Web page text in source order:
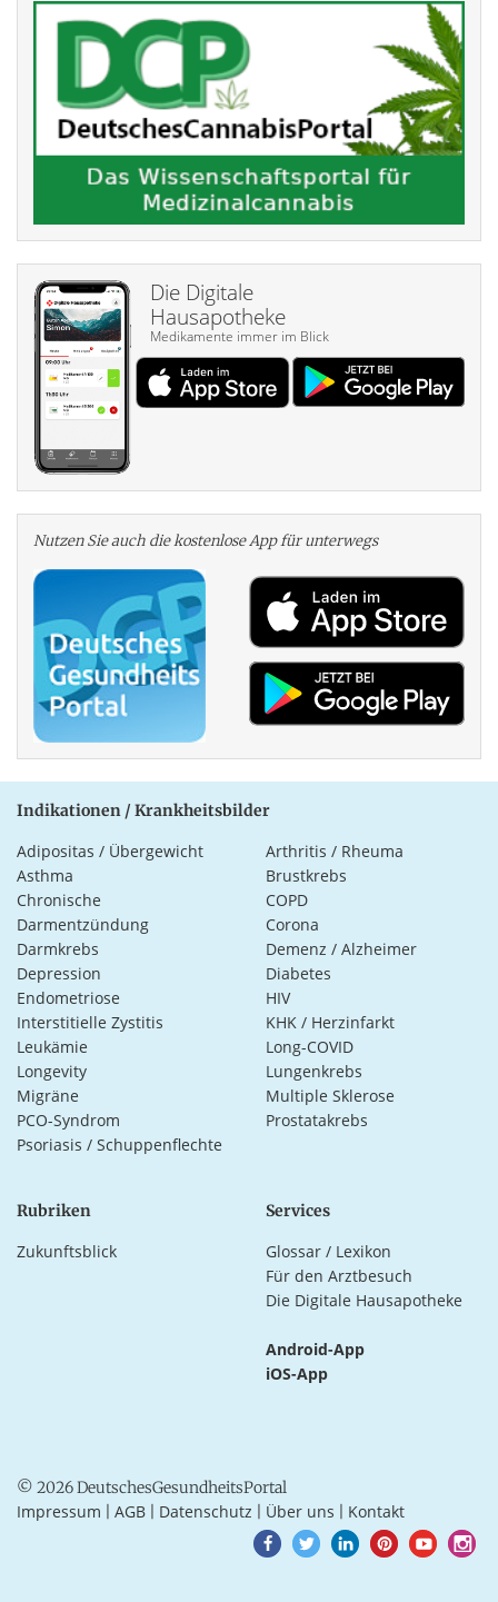
Die Digitale
Hausapotheke
Medikamente immer im Blick
Nutzen Sie auch die kosten­lose App für unterwegs
Indikationen / Krankheitsbilder
Adipositas / Übergewicht
Arthritis / Rheuma
Asthma
Brustkrebs
Chronische
Darmentzündung
COPD
Corona
Darmkrebs
Demenz / Alzheimer
Depression
Diabetes
Endometriose
HIV
Interstitielle Zystitis
KHK / Herzinfarkt
Leukämie
Long-COVID
Longevity
Lungenkrebs
Migräne
Multiple Sklerose
PCO-Syndrom
Prostatakrebs
Psoriasis / Schuppenflechte
Rubriken
Zukunftsblick
Services
Glossar / Lexikon
Für den Arztbesuch
Die Digitale Hausapotheke
Android-App
iOS-App
© 2026 DeutschesGesundheitsPortal
Impressum AGB Datenschutz Über uns Kontakt